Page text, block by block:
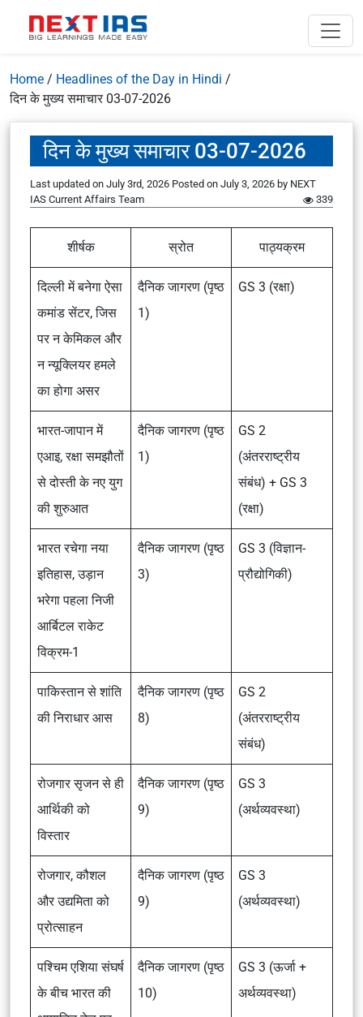
Home / Headlines of the Day in Hindi /
दिन के मुख्य समाचार 03-07-2026
दिन के मुख्य समाचार 03-07-2026
Last updated on July 3rd, 2026 Posted on July 3, 2026 by NEXT
IAS Current Affairs Team
339
शीर्षक स्रोत पाठ्यक्रम
दिल्ली में बनेगा ऐसा
कमांड सेंटर, जिस
पर न केमिकल और
न न्यूक्लियर हमले
का होगा असर
दैनिक जागरण (पृष्ठ
1)
GS 3 (रक्षा)
भारत-जापान में
एआइ, रक्षा समझौतों
से दोस्ती के नए युग
की शुरुआत
दैनिक जागरण (पृष्ठ
1)
GS 2
(अंतरराष्ट्रीय
संबंध) + GS 3
(रक्षा)
भारत रचेगा नया
इतिहास, उड़ान
भरेगा पहला निजी
आर्बिटल राकेट
विक्रम-1
दैनिक जागरण (पृष्ठ
3)
GS 3 (विज्ञान-
प्रौद्योगिकी)
पाकिस्तान से शांति
की निराधार आस
दैनिक जागरण (पृष्ठ
8)
GS 2
(अंतरराष्ट्रीय
संबंध)
रोजगार सृजन से ही
आर्थिकी को
विस्तार
दैनिक जागरण (पृष्ठ
9)
GS 3
(अर्थव्यवस्था)
रोजगार, कौशल
और उद्यमिता को
प्रोत्साहन
दैनिक जागरण (पृष्ठ
9)
GS 3
(अर्थव्यवस्था)
पश्चिम एशिया संघर्ष
के बीच भारत की
दैनिक जागरण (पृष्ठ
10)
GS 3 (ऊर्जा +
अर्थव्यवस्था)